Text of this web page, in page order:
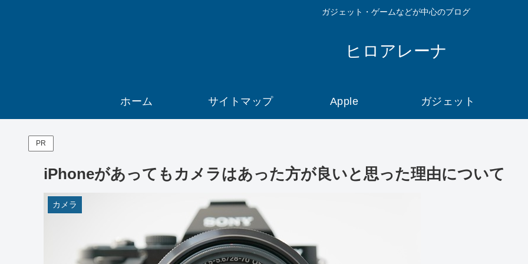
ガジェット・ゲームなどが中心のブログ
ヒロアレーナ
ホーム サイトマップ Apple ガジェット
PR
iPhoneがあってもカメラはあった方が良いと思った理由について
カメラ